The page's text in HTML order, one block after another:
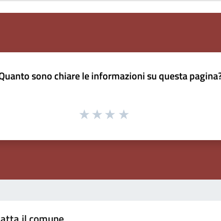
sono chiare le informazioni su questa